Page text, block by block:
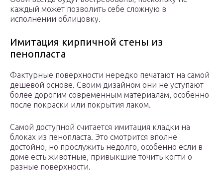
каждый может позволить себе сложную в
исполнении облицовку.
Имитация кирпичной стены из
пенопласта
Фактурные поверхности нередко печатают на самой
дешевой основе. Своим дизайном они не уступают
более дорогим современным материалам, особенно
после покраски или покрытия лаком.
Самой доступной считается имитация кладки на
блоках из пенопласта. Это смотрится вполне
достойно, но прослужить недолго, особенно если в
доме есть животные, привыкшие точить когти о
разные поверхности.